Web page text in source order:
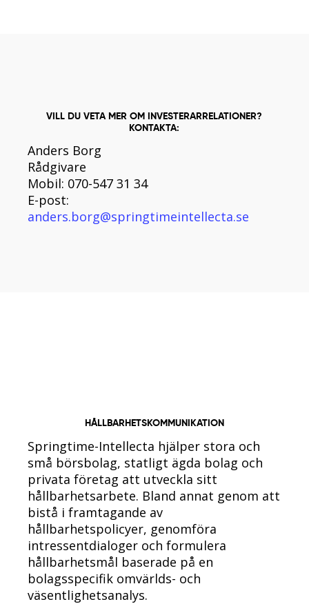
VILL DU VETA MER OM INVESTERARRELATIONER?
KONTAKTA:
Anders Borg
Rådgivare
Mobil: 070-547 31 34
E-post:
anders.borg@springtimeintellecta.se
HÅLLBARHETSKOMMUNIKATION
Springtime-Intellecta hjälper stora och
små börsbolag, statligt ägda bolag och
privata företag att utveckla sitt
hållbarhetsarbete. Bland annat genom att
bistå i framtagande av
hållbarhetspolicyer, genomföra
intressentdialoger och formulera
hållbarhetsmål baserade på en
bolagsspecifik omvärlds- och
väsentlighetsanalys.